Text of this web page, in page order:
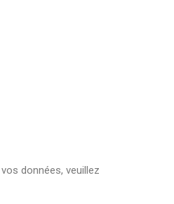
données, veuillez